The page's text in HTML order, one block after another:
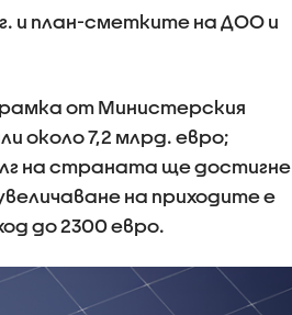
и план-сметките на ДОО и
от Министерския
около 7,2 млрд. евро;
на страната ще достигне
на приходите е
до 2300 евро.